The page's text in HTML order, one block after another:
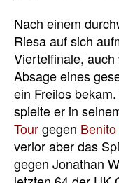
Nach einem
Riesa auf sich
Viertelfinale,
Absage eines
ein Freilos
spielte er in
Tourgegen
verlor aber das
gegen Jonathan